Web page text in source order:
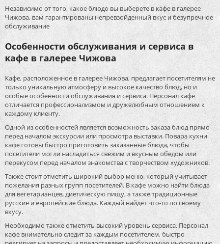
Независимо от того, какое блюдо вы выберете в кафе в галерее
Чижова, вам гарантированы непревзойденный вкус и безупречное
обслуживание
Особенности обслуживания и сервиса в
кафе в галерее Чижова
Кафе, расположенное в галерее Чижова, предлагает посетителям не
только уникальную атмосферу и высокое качество блюд, но и
особые особенности обслуживания и сервиса. Персонал кафе
отличается профессионализмом и дружелюбным отношением к
каждому клиенту.
Одной из особенностей является возможность заказа блюд прямо
перед началом экскурсии или просмотра выставки. Повара кухни
кафе готовы быстро приготовить заказанные блюда, чтобы
посетители могли насладиться свежим и вкусным обедом или
перекусом перед началом знакомства с творчеством художников.
Также стоит отметить широкий выбор меню, который учитывает
пожелания разных групп посетителей. В кафе можно найти блюда
для вегетарианцев, диетическую пищу, а также традиционные
русские и европейские блюда. Каждый найдет что-то по своему
вкусу.
Необходимо также отметить высокий уровень сервиса. Персонал
кафе внимательно следит за каждым посетителем, быстро